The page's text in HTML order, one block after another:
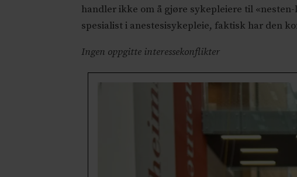
handler ikke om å gjøre sykepleiere til
spesialist i anestesisykepleie, faktisk har den
Ingen oppgitte interessekonflikter